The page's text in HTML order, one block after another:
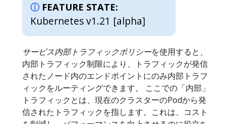
FEATURE STATE:
Kubernetes v1.21 [alpha]
サービス内部トラフィックポリシーを使用すると、
内部トラフィック制限により、トラフィックが発信
されたノード内のエンドポイントにのみ内部トラフ
ィックをルーティングできます。 ここでの「内部」
トラフィックとは、現在のクラスターのPodから発
信されたトラフィックを指します。これは、コスト